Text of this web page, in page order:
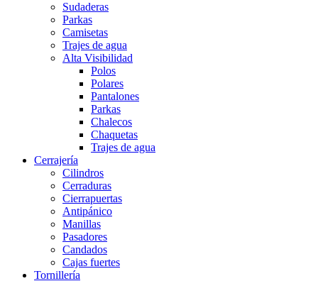
Sudaderas
Parkas
Camisetas
Trajes de agua
Alta Visibilidad
Polos
Polares
Pantalones
Parkas
Chalecos
Chaquetas
Trajes de agua
Cerrajería
Cilindros
Cerraduras
Cierrapuertas
Antipánico
Manillas
Pasadores
Candados
Cajas fuertes
Tornillería